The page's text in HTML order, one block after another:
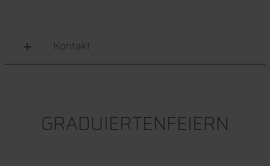
Kontakt
GRADUIERTENFEIERN